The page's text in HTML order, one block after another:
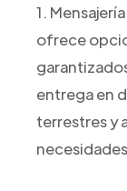
1.
ofrece
entrega en
terrestres y